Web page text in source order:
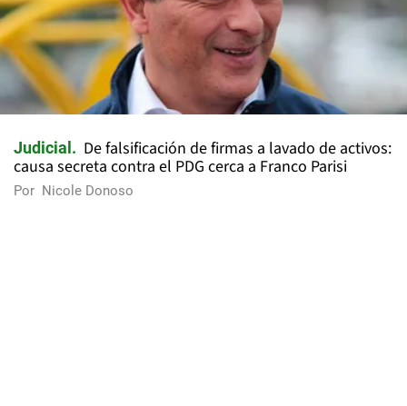
Judicial
De falsificación de firmas a lavado de activos:
causa secreta contra el PDG cerca a Franco Parisi
Por Nicole Donoso